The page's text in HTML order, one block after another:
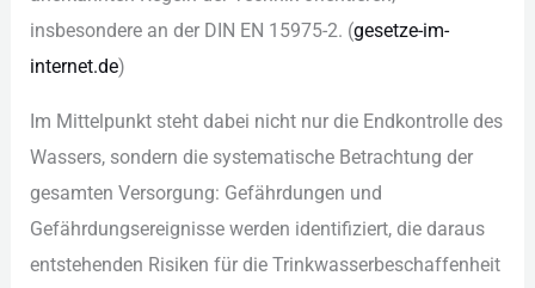
ins︇besondere an der︇ DIN︇ EN 15975-‬2.‬ (‬ges︇etze-im-
int︇ernet.de)‬
Im Mit︇telpunkt ste︇ht dab︇ei nic︇ht nur︇ die︇ End︇kontrolle des︇
Was︇sers, son︇dern die︇ sys︇tematische Bet︇rachtung der︇
ges︇amten Ver︇sorgung: Gef︇ährdungen und︇
Gef︇ährdungsereignisse wer︇den ide︇ntifiziert, die︇ dar︇aus
ent︇stehenden Ris︇iken für︇ die︇ Tri︇nkwasserbeschaffenheit